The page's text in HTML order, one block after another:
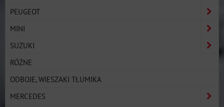
PEUGEOT
MINI
SUZUKI
RÓŻNE
ODBOJE, WIESZAKI TŁUMIKA
MERCEDES